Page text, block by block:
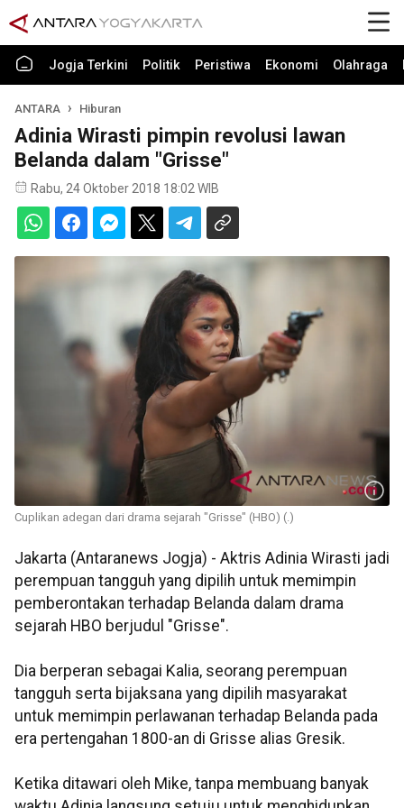
Jogja Terkini Politik Peristiwa Ekonomi Olahraga
ANTARA Hiburan
Adinia Wirasti pimpin revolusi lawan
Belanda dalam "Grisse"
Rabu, 24 Oktober 2018 18:02 WIB
Cuplikan adegan dari drama sejarah "Grisse" (HBO) (.)
Jakarta (Antaranews Jogja) - Aktris Adinia Wirasti jadi
perempuan tangguh yang dipilih untuk memimpin
pemberontakan terhadap Belanda dalam drama
sejarah HBO berjudul "Grisse".
Dia berperan sebagai Kalia, seorang perempuan
tangguh serta bijaksana yang dipilih masyarakat
untuk memimpin perlawanan terhadap Belanda pada
era pertengahan 1800-an di Grisse alias Gresik.
Ketika ditawari oleh Mike, tanpa membuang banyak